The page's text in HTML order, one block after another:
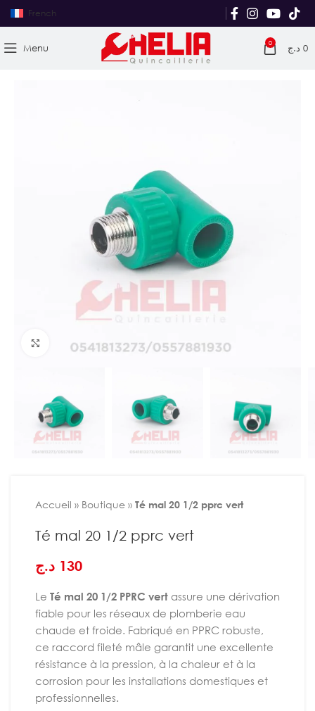
French
Menu 0 0 د.ج
Agrandir
Accueil » Boutique » Té mal 20 1/2 pprc vert
Té mal 20 1/2 pprc vert
130 د.ج
Le Té mal 20 1/2 PPRC vert assure une dérivation
fiable pour les réseaux de plomberie eau
chaude et froide. Fabriqué en PPRC robuste,
ce raccord fileté mâle garantit une excellente
résistance à la pression, à la chaleur et à la
corrosion pour les installations domestiques et
professionnelles.